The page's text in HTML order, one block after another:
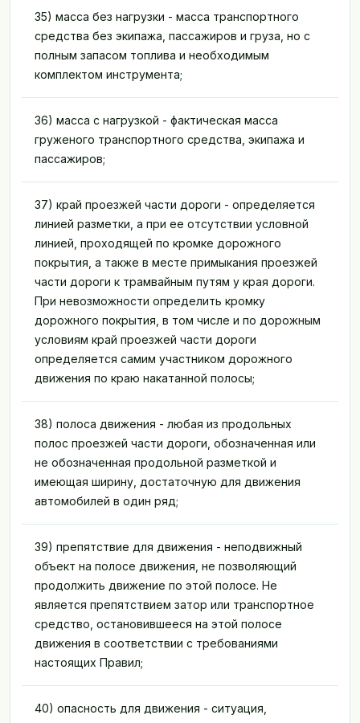
35) масса без нагрузки - масса транспортного
средства без экипажа, пассажиров и груза, но с
полным запасом топлива и необходимым
комплектом инструмента;
36) масса с нагрузкой - фактическая масса
груженого транспортного средства, экипажа и
пассажиров;
37) край проезжей части дороги - определяется
линией разметки, а при ее отсутствии условной
линией, проходящей по кромке дорожного
покрытия, а также в месте примыкания проезжей
части дороги к трамвайным путям у края дороги.
При невозможности определить кромку
дорожного покрытия, в том числе и по дорожным
условиям край проезжей части дороги
определяется самим участником дорожного
движения по краю накатанной полосы;
38) полоса движения - любая из продольных
полос проезжей части дороги, обозначенная или
не обозначенная продольной разметкой и
имеющая ширину, достаточную для движения
автомобилей в один ряд;
39) препятствие для движения - неподвижный
объект на полосе движения, не позволяющий
продолжить движение по этой полосе. Не
является препятствием затор или транспортное
средство, остановившееся на этой полосе
движения в соответствии с требованиями
настоящих Правил;
40) опасность для движения - ситуация,